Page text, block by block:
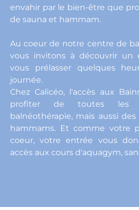
envahir par le bien-être que
de sauna et hammam.
Au coeur de notre centre de
vous invitons à découvrir un
vous prélasser quelques
journée.
Chez Calicéo, l'accès aux
profiter de toutes les
balnéothérapie, mais aussi
hammams. Et comme votre
coeur, votre entrée vous
accès aux cours d'aquagym,